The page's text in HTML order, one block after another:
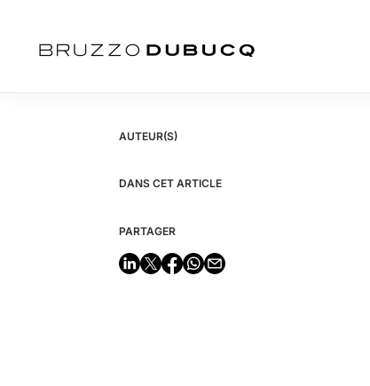
AUTEUR(S)
DANS CET ARTICLE
PARTAGER